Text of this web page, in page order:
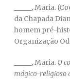
, Maria.
da Chapada
homem pré-
Organização
, Maria. O
mágico-religioso